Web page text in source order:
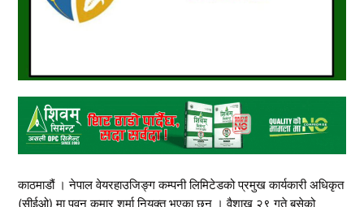
काठमाडौं । नेपाल वेयरहाउजिङ्ग कम्पनी लिमिटेडको प्रमुख कार्यकारी अधिकृत
(सीईओ) मा पवन कुमार शर्मा नियुक्त भएका छन् । वैशाख २९ गते बसेको